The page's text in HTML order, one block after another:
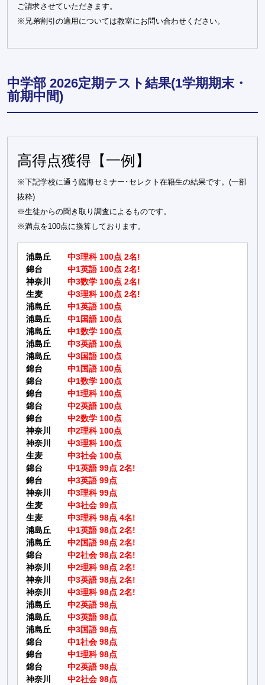
ご請求させていただきます。
※兄弟割引の適用については教室にお問い合わせください。
中学部 2026定期テスト結果(1学期期末・
前期中間)
高得点獲得【一例】
※下記学校に通う臨海セミナー･セレクト在籍生の結果です。(一部
抜粋)
※生徒からの聞き取り調査によるものです。
※満点を100点に換算しております。
浦島丘
中3理科 100点 2名!
錦台
中1英語 100点 2名!
神奈川
中3数学 100点 2名!
生麦
中3理科 100点 2名!
浦島丘
中1英語 100点
浦島丘
中1国語 100点
浦島丘
中1数学 100点
浦島丘
中3英語 100点
浦島丘
中3国語 100点
錦台
中1国語 100点
錦台
中1数学 100点
錦台
中1理科 100点
錦台
中2英語 100点
錦台
中2数学 100点
神奈川
中2理科 100点
神奈川
中3理科 100点
生麦
中3社会 100点
錦台
中1英語 99点 2名!
錦台
中3英語 99点
神奈川
中3理科 99点
生麦
中3社会 99点
生麦
中3理科 98点 4名!
浦島丘
中1英語 98点 2名!
浦島丘
中2国語 98点 2名!
錦台
中2社会 98点 2名!
神奈川
中2理科 98点 2名!
神奈川
中3英語 98点 2名!
神奈川
中3理科 98点 2名!
浦島丘
中2英語 98点
浦島丘
中3英語 98点
浦島丘
中3国語 98点
錦台
中1社会 98点
錦台
中1理科 98点
錦台
中2英語 98点
神奈川
中2社会 98点